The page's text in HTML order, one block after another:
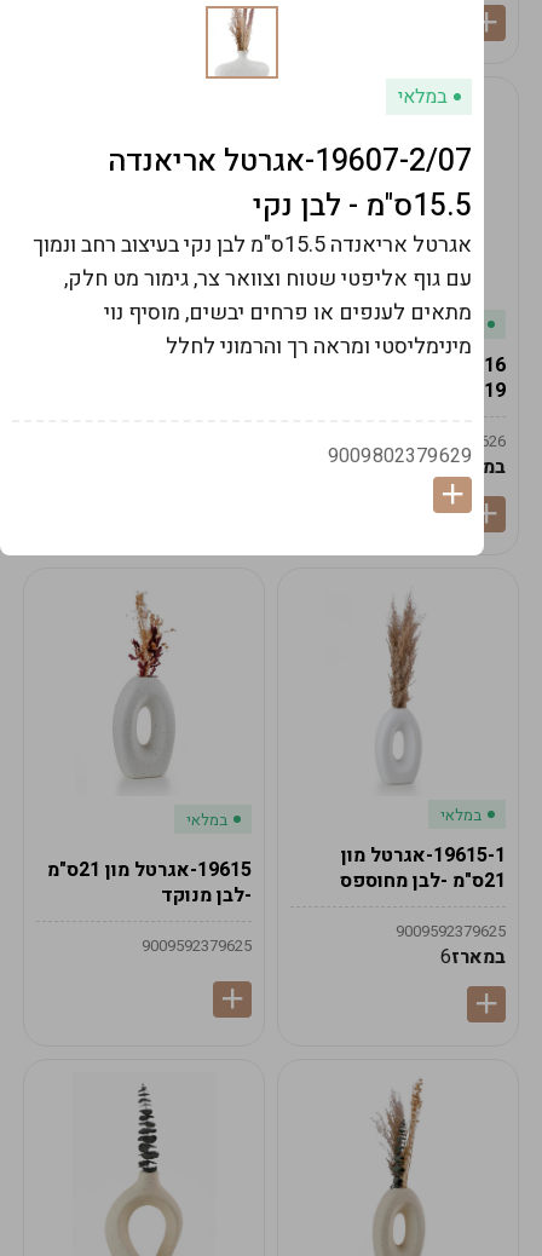
במלאי
19ס"מ -קרם
9009492379626
במארז6
במלאי
במלאי
19615-1-אגרטל מון
21ס"מ -לבן מחוספס
9009592379625
במארז6
במלאי
19615-אגרטל מון 21ס"מ
-לבן מנוקד
9009592379625
במלאי
19607-2/07-אגרטל אריאנדה
15.5ס"מ - לבן נקי
אגרטל אריאנדה 15.5ס"מ לבן נקי בעיצוב רחב ונמוך
עם גוף אליפטי שטוח וצוואר צר, גימור מט חלק,
מתאים לענפים או פרחים יבשים, מוסיף נוי
מינימליסטי ומראה רך והרמוני לחלל
9009802379629